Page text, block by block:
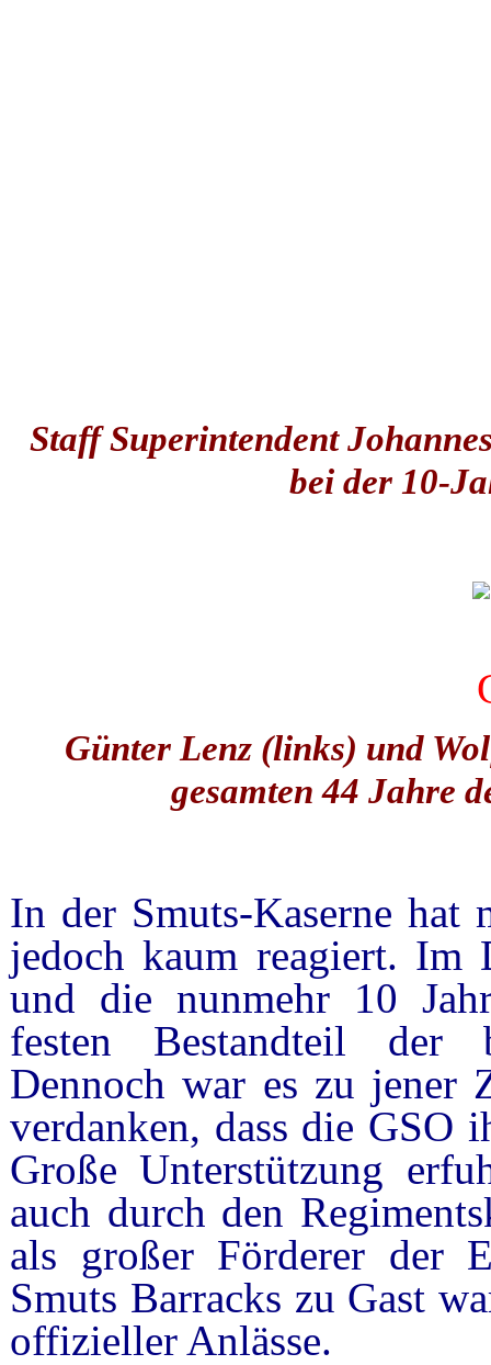
Staff Superintendent
bei der 10-
Günter Lenz (links) und
gesamten 44 Jahre
In der Smuts-Kaserne hat
jedoch kaum reagiert. Im
und die nunmehr 10
festen Bestandteil der
Dennoch war es zu jener
verdanken, dass die GSO
Große Unterstützung
auch durch den
als großer Förderer der
Smuts Barracks zu Gast
offizieller Anlässe.